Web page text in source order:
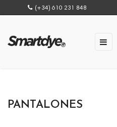
(+34) 610 231 848
☰
PANTALONES